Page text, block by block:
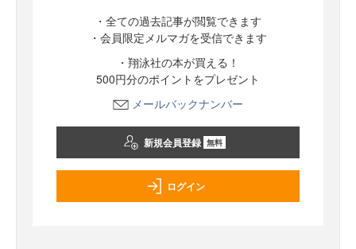
・全ての過去記事が閲覧できます
・会員限定メルマガを受信できます
・翔泳社の本が買える！
500円分のポイントをプレゼント
メールバックナンバー
新規会員登録 無料
ログイン